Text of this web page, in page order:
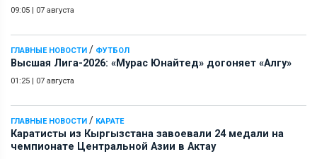
09:05 07 августа
ГЛАВНЫЕ НОВОСТИ / ФУТБОЛ
Высшая Лига-2026: «Мурас Юнайтед» догоняет «Алгу»
01:25 07 августа
ГЛАВНЫЕ НОВОСТИ / КАРАТЕ
Каратисты из Кыргызстана завоевали 24 медали на
чемпионате Центральной Азии в Актау